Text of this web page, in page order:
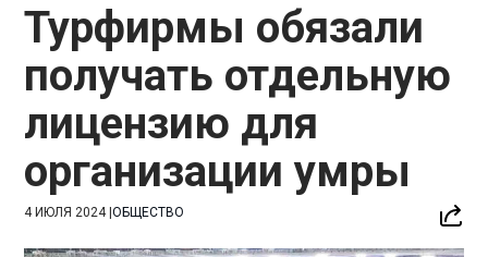
Турфирмы обязали
получать отдельную
лицензию для
организации умры
4 ИЮЛЯ 2024|ОБЩЕСТВО